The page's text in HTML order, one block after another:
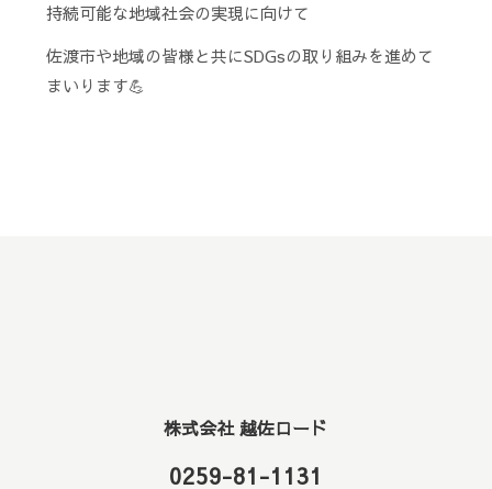
持続可能な地域社会の実現に向けて
佐渡市や地域の皆様と共にSDGsの取り組みを進めて
まいります💪
株式会社 越佐ロード
0259-81-1131